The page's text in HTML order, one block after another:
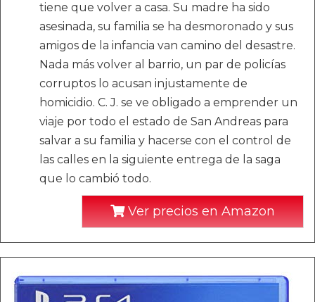
tiene que volver a casa. Su madre ha sido
asesinada, su familia se ha desmoronado y sus
amigos de la infancia van camino del desastre.
Nada más volver al barrio, un par de policías
corruptos lo acusan injustamente de
homicidio. C. J. se ve obligado a emprender un
viaje por todo el estado de San Andreas para
salvar a su familia y hacerse con el control de
las calles en la siguiente entrega de la saga
que lo cambió todo.
Ver precios en Amazon